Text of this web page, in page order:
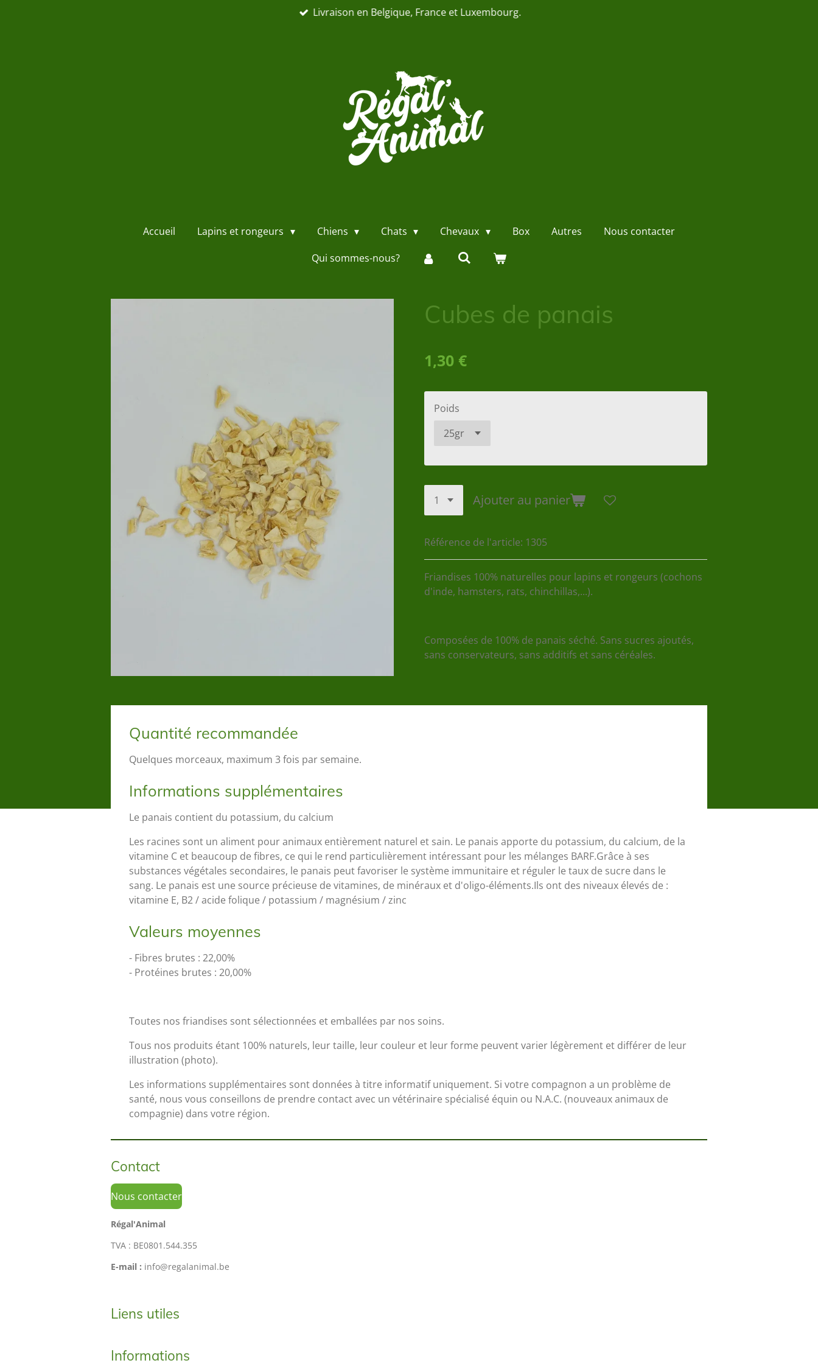
Livraison en Belgique, France et Luxembourg.
Accueil Lapins et rongeurs Chiens Chats Chevaux Box Autres
Nous contacter
Qui sommes-nous?
Cubes de panais
1,30 €
Poids
Ajouter au panier
Référence de l'article: 1305
Friandises 100% naturelles pour lapins et rongeurs (cochons
d'inde, hamsters, rats, chinchillas,...).
Composées de 100% de panais séché. Sans sucres ajoutés,
sans conservateurs, sans additifs et sans céréales.
Quantité recommandée
Quelques morceaux, maximum 3 fois par semaine.
Informations supplémentaires
Le panais contient du potassium, du calcium
Les racines sont un aliment pour animaux entièrement naturel et sain. Le panais apporte du potassium, du calcium, de la
vitamine C et beaucoup de fibres, ce qui le rend particulièrement intéressant pour les mélanges BARF.Grâce à ses
substances végétales secondaires, le panais peut favoriser le système immunitaire et réguler le taux de sucre dans le
sang. Le panais est une source précieuse de vitamines, de minéraux et d'oligo-éléments.Ils ont des niveaux élevés de :
vitamine E, B2 / acide folique / potassium / magnésium / zinc
Valeurs moyennes
- Fibres brutes : 22,00%
- Protéines brutes : 20,00%
Toutes nos friandises sont sélectionnées et emballées par nos soins.
Tous nos produits étant 100% naturels, leur taille, leur couleur et leur forme peuvent varier légèrement et différer de leur
illustration (photo).
Les informations supplémentaires sont données à titre informatif uniquement. Si votre compagnon a un problème de
santé, nous vous conseillons de prendre contact avec un vétérinaire spécialisé équin ou N.A.C. (nouveaux animaux de
compagnie) dans votre région.
Contact
Nous contacter
Régal'Animal
TVA : BE0801.544.355
E-mail : info@regalanimal.be
Liens utiles
Informations